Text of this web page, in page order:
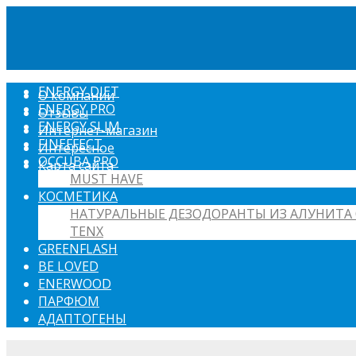
О компании
Отзывы
Интернет-магазин
Интересное
Карта сайта
ENERGY DIET
ENERGY PRO
ENERGY SLIM
FINEFFECT
OCCUBA PRO
MUST HAVE
КОСМЕТИКА
НАТУРАЛЬНЫЕ ДЕЗОДОРАНТЫ ИЗ АЛУНИТА
TENX
GREENFLASH
BE LOVED
ENERWOOD
ПАРФЮМ
АДАПТОГЕНЫ